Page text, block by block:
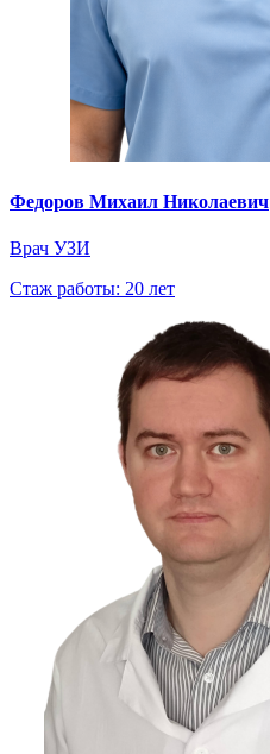
Федоров Михаил Николаевич
Врач УЗИ
Стаж работы: 20 лет